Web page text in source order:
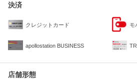
決済
クレジットカード モ
apollostation BUSINESS
店舗形態